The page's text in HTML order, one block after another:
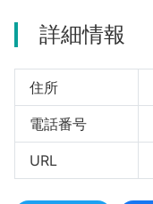
詳細情報
住所
電話番号
URL